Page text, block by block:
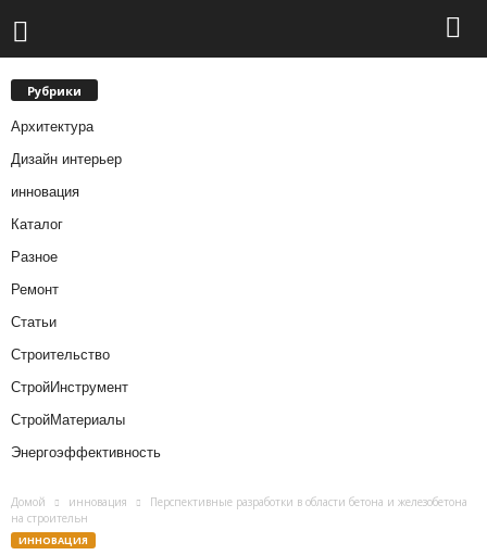
Рубрики
Архитектура
Дизайн интерьер
инновация
Каталог
Разное
Ремонт
Статьи
Строительство
СтройИнструмент
СтройМатериалы
Энергоэффективность
Домой инновация
Перспективные разработки в области бетона и железобетона
на строительн
ИННОВАЦИЯ